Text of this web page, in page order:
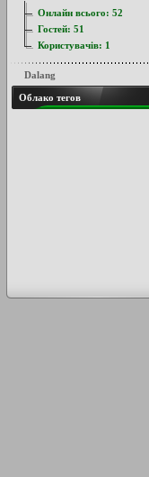
Онлайн всього: 52
Гостей: 51
Користувачів: 1
Dalang
Облако тегов